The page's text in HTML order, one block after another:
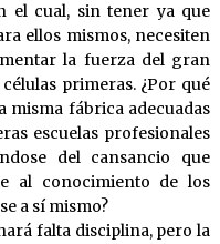
el cual, sin tener ya que
ellos mismos, necesiten
la fuerza del gran
primeras. ¿Por qué
misma fábrica adecuadas
escuelas profesionales
del cansancio que
al conocimiento de los
a sí mismo?
falta disciplina, pero la